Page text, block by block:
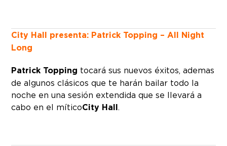
City Hall presenta: Patrick Topping – All Night
Long
Patrick Topping tocará sus nuevos éxitos, ademas
de algunos clásicos que te harán bailar todo la
noche en una sesión extendida que se llevará a
cabo en el míticoCity Hall.